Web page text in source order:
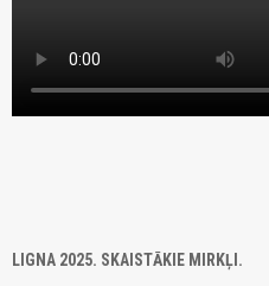
LIGNA 2025. SKAISTĀKIE MIRKĻI.